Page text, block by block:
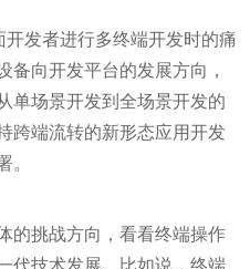
开发者进行多终端开发时的痛
备向开发平台的发展方向，
单场景开发到全场景开发的
跨端流转的新形态应用开发
。
的挑战方向，看看终端操作
代技术发展。比如说，终端